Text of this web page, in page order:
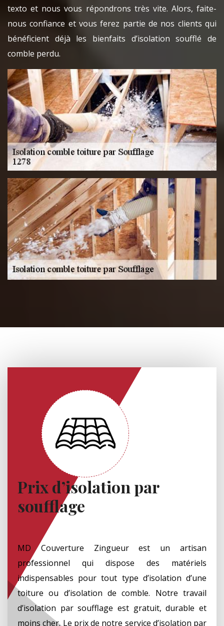
texto et nous vous répondrons très vite. Alors, faite-
nous confiance et vous ferez partie de nos clients qui
bénéficient déjà les bienfaits d’isolation soufflé de
comble perdu.
Prix d’isolation par
soufflage
MD Couverture Zingueur est un artisan
professionnel qui dispose des matériels
indispensables pour tout type d’isolation d’une
toiture ou d’isolation de comble. Notre travail
d’isolation par soufflage est gratuit, durable et
moins cher. Le prix de notre service d’isolation par